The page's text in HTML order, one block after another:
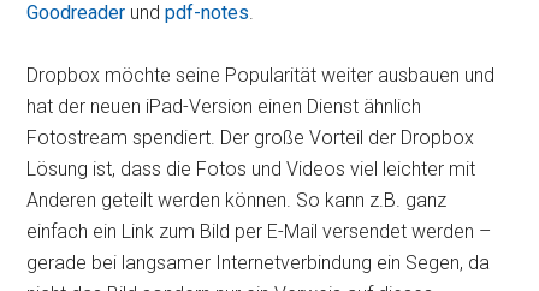
Goodreader undpdf-notes.
Dropbox möchte seine Popularität weiter ausbauen und
hat der neuen iPad-Version einen Dienst ähnlich
Fotostream spendiert. Der große Vorteil der Dropbox
Lösung ist, dass die Fotos und Videos viel leichter mit
Anderen geteilt werden können. So kann z.B. ganz
einfach ein Link zum Bild per E-Mail versendet werden –
gerade bei langsamer Internetverbindung ein Segen, da